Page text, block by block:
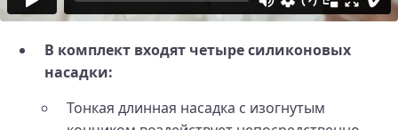
В комплект входят четыре силиконовых
насадки:
Тонкая длинная насадка с изогнутым